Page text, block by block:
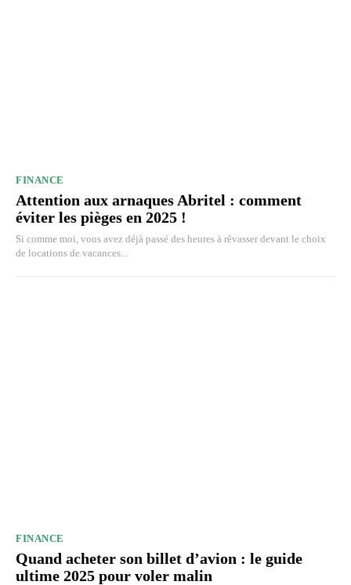
FINANCE
Attention aux arnaques Abritel : comment
éviter les pièges en 2025 !
Si comme moi, vous avez déjà passé des heures à rêvasser devant le choix
de locations de vacances...
FINANCE
Quand acheter son billet d’avion : le guide
ultime 2025 pour voler malin